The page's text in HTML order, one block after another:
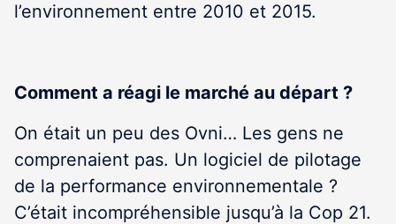
l’environnement entre 2010 et 2015.
Comment a réagi le marché au départ ?
On était un peu des Ovni… Les gens ne
comprenaient pas. Un logiciel de pilotage
de la performance environnementale ?
C’était incompréhensible jusqu’à la Cop 21.